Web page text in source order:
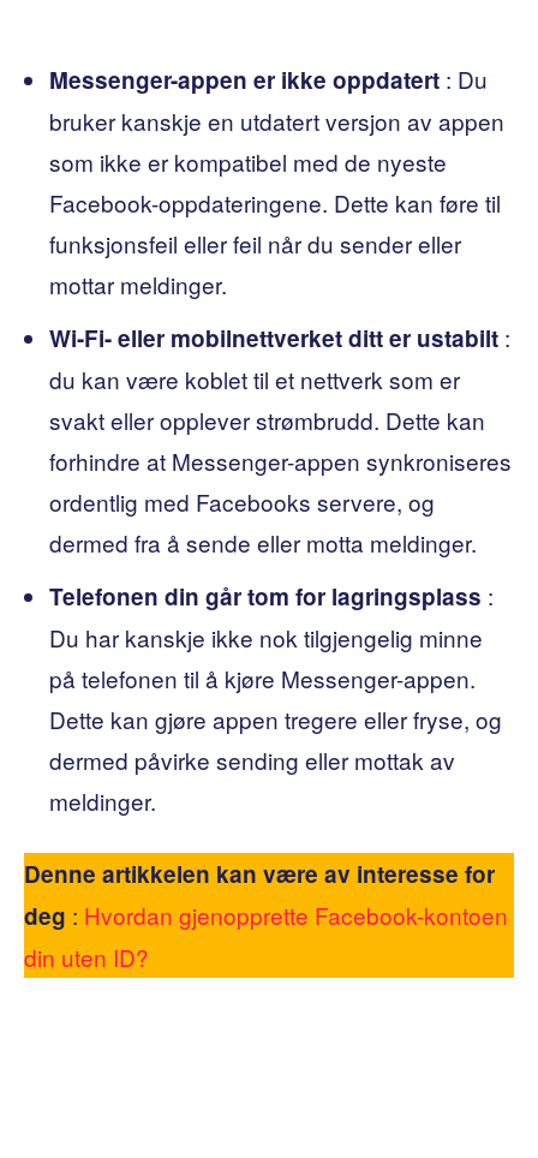
Messenger-appen er ikke oppdatert : Du
bruker kanskje en utdatert versjon av appen
som ikke er kompatibel med de nyeste
Facebook-oppdateringene. Dette kan føre til
funksjonsfeil eller feil når du sender eller
mottar meldinger.
Wi-Fi- eller mobilnettverket ditt er ustabilt :
du kan være koblet til et nettverk som er
svakt eller opplever strømbrudd. Dette kan
forhindre at Messenger-appen synkroniseres
ordentlig med Facebooks servere, og
dermed fra å sende eller motta meldinger.
Telefonen din går tom for lagringsplass :
Du har kanskje ikke nok tilgjengelig minne
på telefonen til å kjøre Messenger-appen.
Dette kan gjøre appen tregere eller fryse, og
dermed påvirke sending eller mottak av
meldinger.
Denne artikkelen kan være av interesse for
deg : Hvordan gjenopprette Facebook-kontoen
din uten ID?